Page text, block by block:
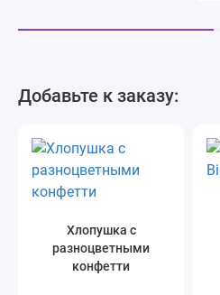
Добавьте к заказу:
Хлопушка с
разноцветными
конфетти